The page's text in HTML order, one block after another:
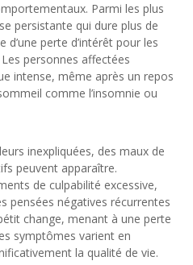
Parmi les plus
persistante qui dure plus de
perte d’intérêt pour les
personnes affectées
intense, même après un repos
comme l’insomnie ou
inexpliquées, des maux de
peuvent apparaître.
de culpabilité excessive,
pensées négatives récurrentes
change, menant à une perte
symptômes varient en
la qualité de vie.